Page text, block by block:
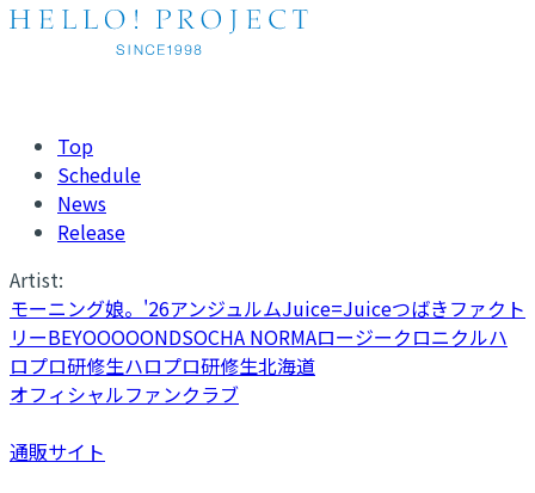
Top
Schedule
News
Release
Artist:
モーニング娘。'26アンジュルムJuice=Juiceつばきファクト
リーBEYOOOOONDSOCHA NORMAロージークロニクルハ
ロプロ研修生ハロプロ研修生北海道
オフィシャルファンクラブ
通販サイト